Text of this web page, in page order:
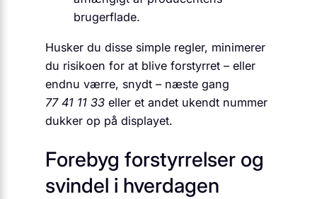
brugerflade.
Husker du disse simple regler, minimerer
du risikoen for at blive forstyrret – eller
endnu værre, snydt – næste gang
77 41 11 33 eller et andet ukendt nummer
dukker op på displayet.
Forebyg forstyrrelser og
svindel i hverdagen